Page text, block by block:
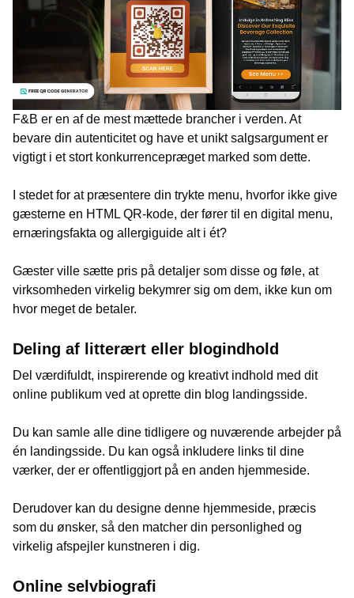
F&B er en af de mest mættede brancher i verden. At
bevare din autenticitet og have et unikt salgsargument er
vigtigt i et stort konkurrencepræget marked som dette.
I stedet for at præsentere din trykte menu, hvorfor ikke give
gæsterne en HTML QR-kode, der fører til en digital menu,
ernæringsfakta og allergiguide alt i ét?
Gæster ville sætte pris på detaljer som disse og føle, at
virksomheden virkelig bekymrer sig om dem, ikke kun om
hvor meget de betaler.
Deling af litterært eller blogindhold
Del værdifuldt, inspirerende og kreativt indhold med dit
online publikum ved at oprette din blog landingsside.
Du kan samle alle dine tidligere og nuværende arbejder på
én landingsside. Du kan også inkludere links til dine
værker, der er offentliggjort på en anden hjemmeside.
Derudover kan du designe denne hjemmeside, præcis
som du ønsker, så den matcher din personlighed og
virkelig afspejler kunstneren i dig.
Online selvbiografi